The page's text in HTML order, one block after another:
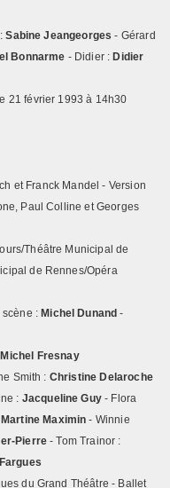
:Sabine Jeangeorges - Gérard
Bonnarme - Didier : Didier
21 février 1993 à 14h30
et Franck Mandel - Version
Paul Colline et Georges
Théâtre Municipal de
de Rennes/Opéra
scène : Michel Dunand-
Michel Fresnay
Smith : Christine Delaroche
: Jacqueline Guy- Flora
Martine Maximin - Winnie
Pierre - Tom Trainor :
du Grand Théâtre - Ballet